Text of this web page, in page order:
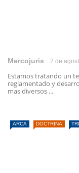
Mercojuris 2 de
Estamos tratando un
reglamentado y
mas diversos ...
ARCA DOCTRINA